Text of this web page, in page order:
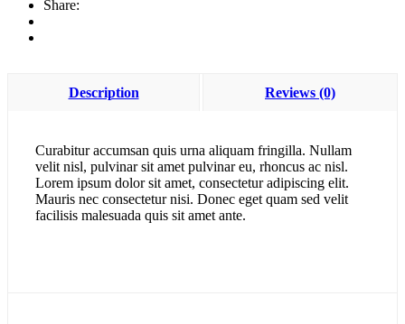
Share:
Description Reviews (0)
Curabitur accumsan quis urna aliquam fringilla. Nullam
velit nisl, pulvinar sit amet pulvinar eu, rhoncus ac nisl.
Lorem ipsum dolor sit amet, consectetur adipiscing elit.
Mauris nec consectetur nisi. Donec eget quam sed velit
facilisis malesuada quis sit amet ante.